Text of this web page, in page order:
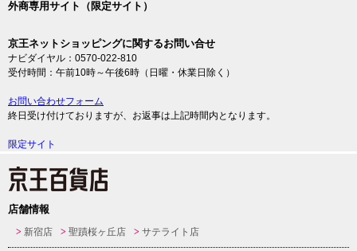
外商専用サイト（限定サイト）
京王ネットショッピングに関するお問い合せ
ナビダイヤル：0570-022-810
受付時間：午前10時～午後6時（日曜・休業日除く）
お問い合わせフォーム
終日受け付けておりますが、お返事は上記時間内となります。
限定サイト
店舗情報
新宿店 聖蹟桜ヶ丘店 サテライト店